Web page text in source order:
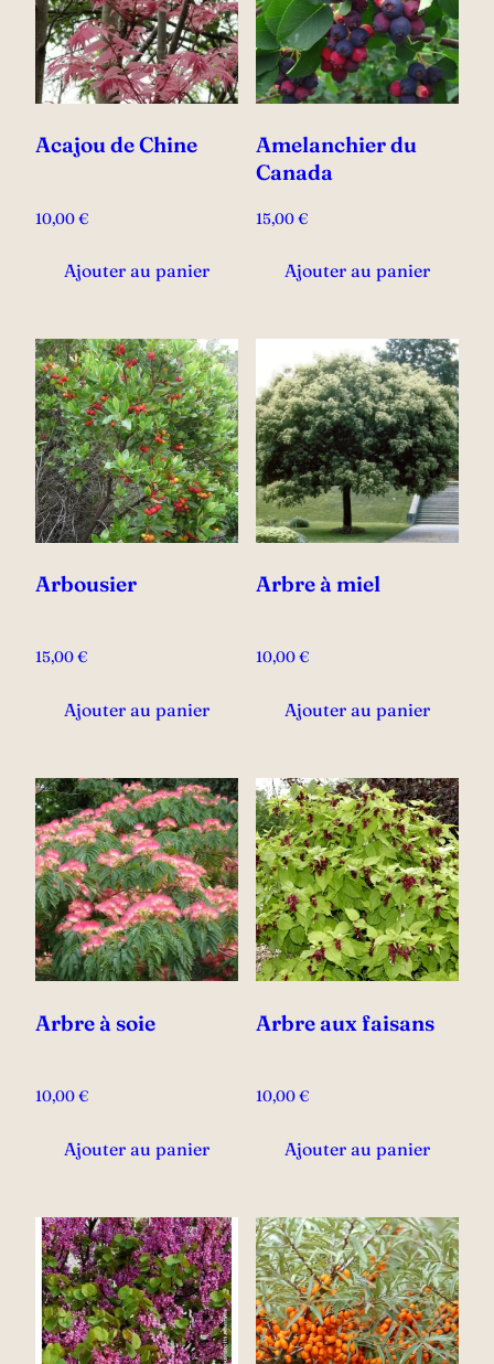
Acajou de Chine
10,00€
Ajouter au panier
Amelanchier du
Canada
15,00€
Ajouter au panier
Arbousier
15,00€
Ajouter au panier
Arbre à miel
10,00€
Ajouter au panier
Arbre à soie
10,00€
Ajouter au panier
Arbre aux faisans
10,00€
Ajouter au panier